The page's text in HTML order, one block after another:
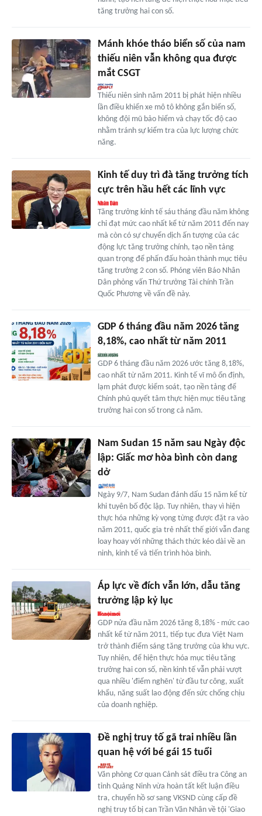
tăng trưởng hai con số.
Mánh khóe tháo biển số của nam
thiếu niên vẫn không qua được
mắt CSGT
Thiếu niên sinh năm 2011 bị phát hiện nhiều
lần điều khiển xe mô tô không gắn biển số,
không đội mũ bảo hiểm và chạy tốc độ cao
nhằm tránh sự kiểm tra của lực lượng chức
năng.
Kinh tế duy trì đà tăng trưởng tích
cực trên hầu hết các lĩnh vực
Tăng trưởng kinh tế sáu tháng đầu năm không
chỉ đạt mức cao nhất kể từ năm 2011 đến nay
mà còn có sự chuyển dịch ấn tượng của các
động lực tăng trưởng chính, tạo nền tảng
quan trọng để phấn đấu hoàn thành mục tiêu
tăng trưởng 2 con số. Phóng viên Báo Nhân
Dân phỏng vấn Thứ trưởng Tài chính Trần
Quốc Phương về vấn đề này.
GDP 6 tháng đầu năm 2026 tăng
8,18%, cao nhất từ năm 2011
GDP 6 tháng đầu năm 2026 ước tăng 8,18%,
cao nhất từ năm 2011. Kinh tế vĩ mô ổn định,
lạm phát được kiểm soát, tạo nền tảng để
Chính phủ quyết tâm thực hiện mục tiêu tăng
trưởng hai con số trong cả năm.
Nam Sudan 15 năm sau Ngày độc
lập: Giấc mơ hòa bình còn dang
dở
Ngày 9/7, Nam Sudan đánh dấu 15 năm kể từ
khi tuyên bố độc lập. Tuy nhiên, thay vì hiện
thực hóa những kỳ vọng từng được đặt ra vào
năm 2011, quốc gia trẻ nhất thế giới vẫn đang
loay hoay với những thách thức kéo dài về an
ninh, kinh tế và tiến trình hòa bình.
Áp lực về đích vẫn lớn, dẫu tăng
trưởng lập kỷ lục
GDP nửa đầu năm 2026 tăng 8,18% - mức cao
nhất kể từ năm 2011, tiếp tục đưa Việt Nam
trở thành điểm sáng tăng trưởng của khu vực.
Tuy nhiên, để hiện thực hóa mục tiêu tăng
trưởng hai con số, nền kinh tế vẫn phải vượt
qua nhiều 'điểm nghẽn' từ đầu tư công, xuất
khẩu, năng suất lao động đến sức chống chịu
của doanh nghiệp.
Đề nghị truy tố gã trai nhiều lần
quan hệ với bé gái 15 tuổi
Văn phòng Cơ quan Cảnh sát điều tra Công an
tỉnh Quảng Ninh vừa hoàn tất kết luận điều
tra, chuyển hồ sơ sang VKSND cùng cấp đề
nghị truy tố bị can Trần Văn Nhân về tội 'Giao